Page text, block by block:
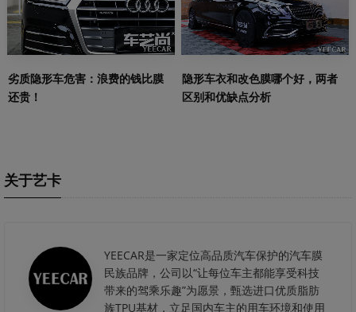
劣质隐形车危害：浪费的钱比膜
还贵！
隐形车衣和改色膜哪个好，两者
区别和优缺点分析
关于艺卡
YEECAR是一家定位高品质汽车保护的汽车膜
民族品牌，公司以“让每位车主都能享受科技
带来的驾乘乐趣”为愿景，甄选进口优质脂肪
族TPU基材，立足国内车主的用车环境和使用